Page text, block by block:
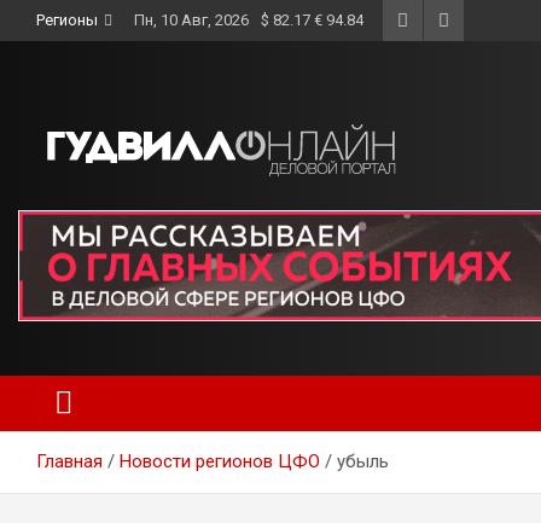
to
Регионы Пн, 10 Авг, 2026 $ 82.17 € 94.84
Главная Новости регионов ЦФО убыль